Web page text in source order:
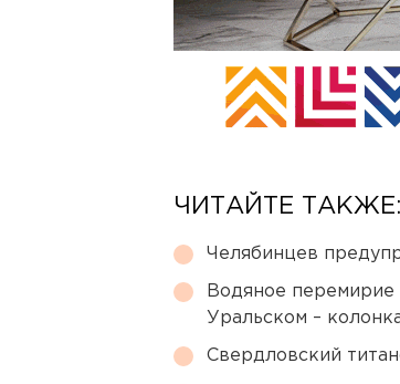
ЧИТАЙТЕ ТАКЖЕ:
Челябинцев
Водяное перемирие
Уральском –
Свердловский